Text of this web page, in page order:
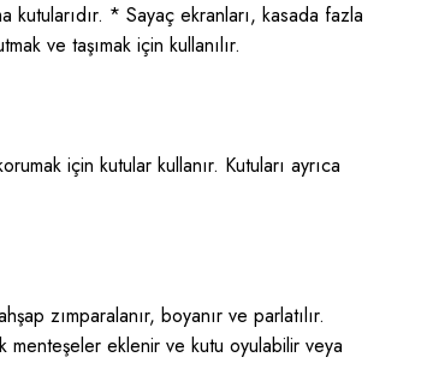
kutularıdır. * Sayaç ekranları, kasada fazla
ve taşımak için kullanılır.
için kutular kullanır. Kutuları ayrıca
zımparalanır, boyanır ve parlatılır.
menteşeler eklenir ve kutu oyulabilir veya